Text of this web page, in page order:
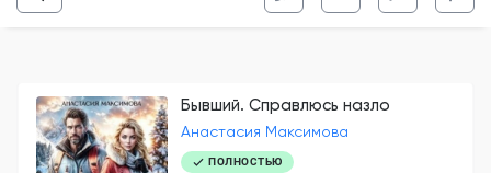
Бывший. Справлюсь назло
Анастасия Максимова
ПОЛНОСТЬЮ